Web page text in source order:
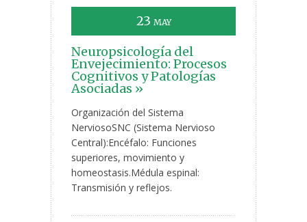
23 MAY
Neuropsicología del
Envejecimiento: Procesos
Cognitivos y Patologías
Asociadas »
Organización del Sistema
NerviosoSNC (Sistema Nervioso
Central):Encéfalo: Funciones
superiores, movimiento y
homeostasis.Médula espinal:
Transmisión y reflejos.